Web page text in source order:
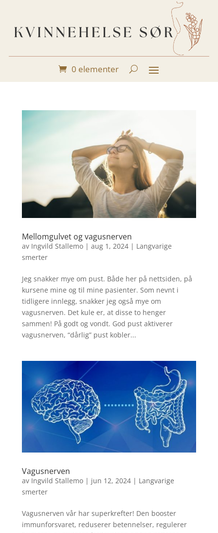
0 elementer
Mellomgulvet og vagusnerven
av Ingvild Stallemo| aug 1, 2024| Langvarige
smerter
Jeg snakker mye om pust. Både her på nettsiden, på
kursene mine og til mine pasienter. Som nevnt i
tidligere innlegg, snakker jeg også mye om
vagusnerven. Det kule er, at disse to henger
sammen! På godt og vondt. God pust aktiverer
vagusnerven, “dårlig” pust kobler...
Vagusnerven
av Ingvild Stallemo| jun 12, 2024| Langvarige
smerter
Vagusnerven vår har superkrefter! Den booster
immunforsvaret, reduserer betennelser, regulerer